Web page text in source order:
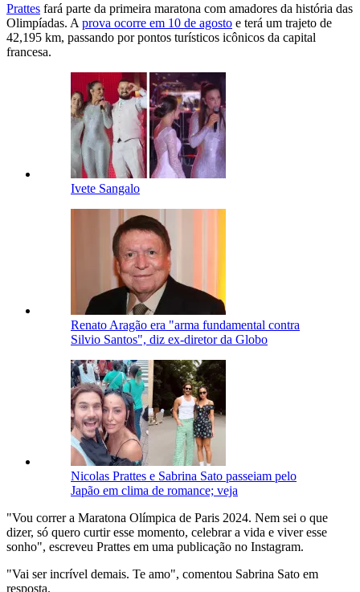
Prattes fará parte da primeira maratona com amadores da história das
Olimpíadas. A prova ocorre em 10 de agosto e terá um trajeto de
42,195 km, passando por pontos turísticos icônicos da capital
francesa.
Ivete Sangalo
Renato Aragão era "arma fundamental contra
Silvio Santos", diz ex-diretor da Globo
Nicolas Prattes e Sabrina Sato passeiam pelo
Japão em clima de romance; veja
"Vou correr a Maratona Olímpica de Paris 2024. Nem sei o que
dizer, só quero curtir esse momento, celebrar a vida e viver esse
sonho", escreveu Prattes em uma publicação no Instagram.
"Vai ser incrível demais. Te amo", comentou Sabrina Sato em
resposta.